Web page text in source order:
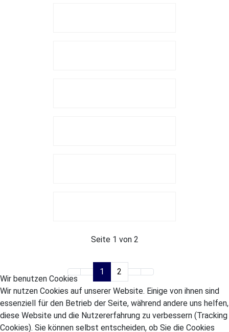
Seite 1 von 2
1 2
Wir benutzen Cookies
Wir nutzen Cookies auf unserer Website. Einige von ihnen sind
essenziell für den Betrieb der Seite, während andere uns helfen,
diese Website und die Nutzererfahrung zu verbessern (Tracking
Cookies). Sie können selbst entscheiden, ob Sie die Cookies